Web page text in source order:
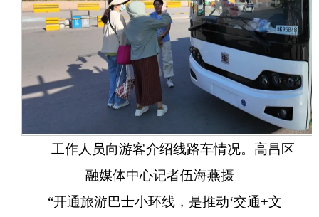
工作人员向游客介绍线路车情况。高昌区
融媒体中心记者伍海燕摄
“开通旅游巴士小环线，是推动‘交通+文